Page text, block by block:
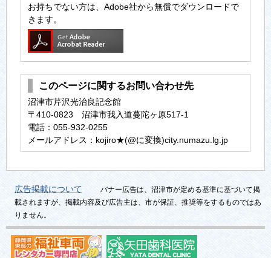
お持ちでない方は、Adobe社から無償でダウンロードで
きます。
このページに関するお問い合わせ先
沼津市芹沢光治良記念館
〒410-0823 沼津市我入道蔓陀ヶ原517-1
電話：055-932-0255
メールアドレス：kojiro★(@に変換)city.numazu.lg.jp
広告掲載について
バナー広告は、沼津市が定める基準に基づいて掲
載されますが、掲載内容及び広告主は、市が保証、推奨等をするものではあ
りません。